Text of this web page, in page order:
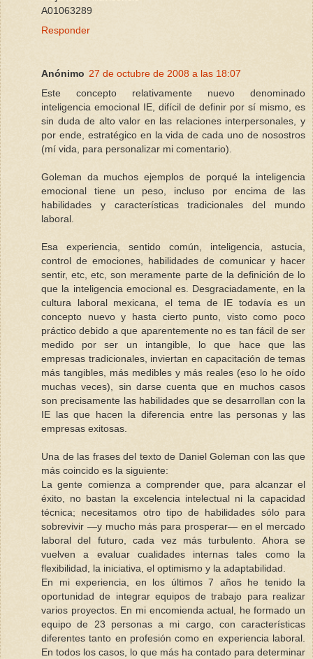
A01063289
Responder
Anónimo 27 de octubre de 2008 a las 18:07
Este concepto relativamente nuevo denominado
inteligencia emocional IE, difícil de definir por sí mismo, es
sin duda de alto valor en las relaciones interpersonales, y
por ende, estratégico en la vida de cada uno de nosostros
(mí vida, para personalizar mi comentario).
Goleman da muchos ejemplos de porqué la inteligencia
emocional tiene un peso, incluso por encima de las
habilidades y características tradicionales del mundo
laboral.
Esa experiencia, sentido común, inteligencia, astucia,
control de emociones, habilidades de comunicar y hacer
sentir, etc, etc, son meramente parte de la definición de lo
que la inteligencia emocional es. Desgraciadamente, en la
cultura laboral mexicana, el tema de IE todavía es un
concepto nuevo y hasta cierto punto, visto como poco
práctico debido a que aparentemente no es tan fácil de ser
medido por ser un intangible, lo que hace que las
empresas tradicionales, inviertan en capacitación de temas
más tangibles, más medibles y más reales (eso lo he oído
muchas veces), sin darse cuenta que en muchos casos
son precisamente las habilidades que se desarrollan con la
IE las que hacen la diferencia entre las personas y las
empresas exitosas.
Una de las frases del texto de Daniel Goleman con las que
más coincido es la siguiente:
La gente comienza a comprender que, para alcanzar el
éxito, no bastan la excelencia intelectual ni la capacidad
técnica; necesitamos otro tipo de habilidades sólo para
sobrevivir —y mucho más para prosperar— en el mercado
laboral del futuro, cada vez más turbulento. Ahora se
vuelven a evaluar cualidades internas tales como la
flexibilidad, la iniciativa, el optimismo y la adaptabilidad.
En mi experiencia, en los últimos 7 años he tenido la
oportunidad de integrar equipos de trabajo para realizar
varios proyectos. En mi encomienda actual, he formado un
equipo de 23 personas a mi cargo, con características
diferentes tanto en profesión como en experiencia laboral.
En todos los casos, lo que más ha contado para determinar